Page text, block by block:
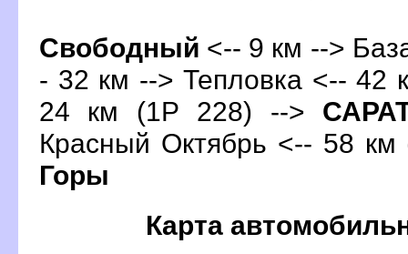
Свободный <-- 9 км -->
- 32 км --> Тепловка <-- 42
24 км (1Р 228) -->
Красный Октябрь <-- 58
Горы
Карта